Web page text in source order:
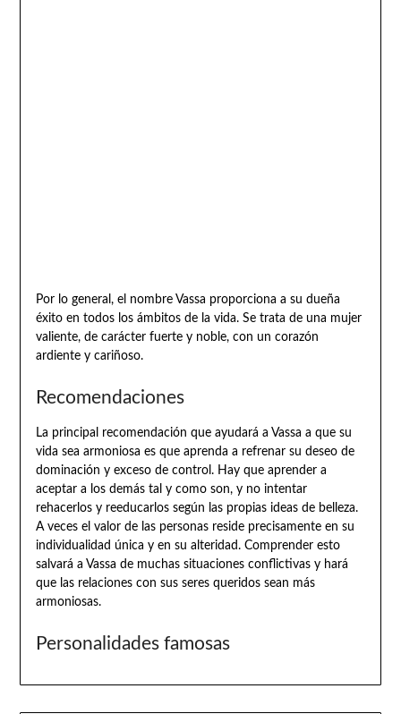
Por lo general, el nombre Vassa proporciona a su dueña
éxito en todos los ámbitos de la vida. Se trata de una mujer
valiente, de carácter fuerte y noble, con un corazón
ardiente y cariñoso.
Recomendaciones
La principal recomendación que ayudará a Vassa a que su
vida sea armoniosa es que aprenda a refrenar su deseo de
dominación y exceso de control. Hay que aprender a
aceptar a los demás tal y como son, y no intentar
rehacerlos y reeducarlos según las propias ideas de belleza.
A veces el valor de las personas reside precisamente en su
individualidad única y en su alteridad. Comprender esto
salvará a Vassa de muchas situaciones conflictivas y hará
que las relaciones con sus seres queridos sean más
armoniosas.
Personalidades famosas